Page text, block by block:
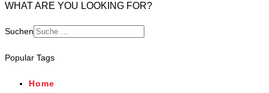
WHAT ARE YOU LOOKING FOR?
Suchen
for results.
Popular Tags
Home